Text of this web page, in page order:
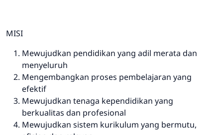
MISI
Mewujudkan pendidikan yang adil merata dan
menyeluruh
Mengembangkan proses pembelajaran yang
efektif
Mewujudkan tenaga kependidikan yang
berkualitas dan profesional
Mewujudkan sistem kurikulum yang bermutu,